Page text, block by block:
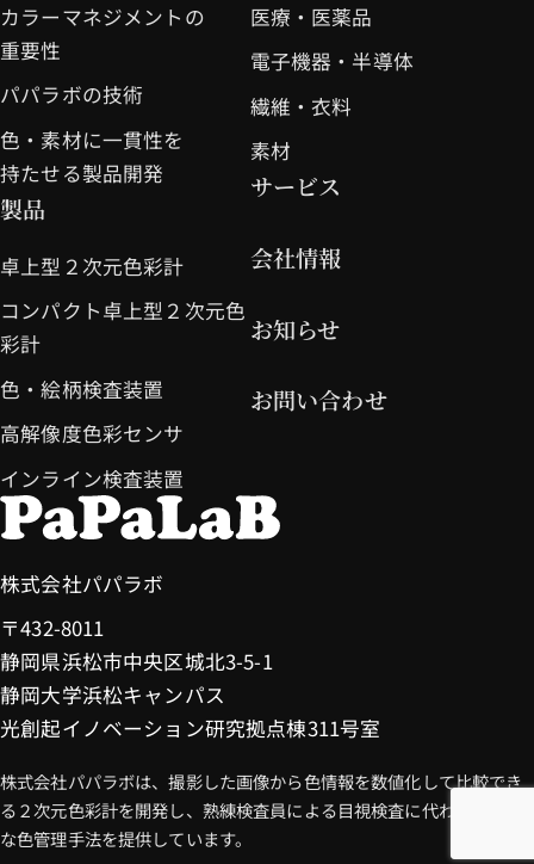
先（販売代理店など）に情報を共有する
（この場合、委託先とは適切な個人情報
保護契約を締結します）
- 法令に基づき開示を求められた場合
求を含む）
個人情報は、上記目的の達成に必要な範
囲内でのみ利用し、それ以外の目的には
利用いたしません。
当社は、個人情報への不正アクセス、漏
えい、改ざん、紛失等を防止するため
に、以下のような適切な安全管理措置を
講じています。
- アクセス制限の実施
- 社員への教育および監督
- セキュリティ対策ソフトウェアの導入
- 定期的な点検および見直し
5. クッキー（Cookie）の使用について
株式会社パパラボ
〒432-8011
静岡県浜松市中央区城北3-5-1
静岡大学浜松キャンパス
光創起イノベーション研究拠点棟311号室
株式会社パパラボは、撮影した画像から色情報を数値化して比較でき
る２次元色彩計を開発し、熟練検査員による目視検査に代わる画期的
な色管理手法を提供しています。
カラーマネジメントの
重要性
パパラボの技術
色・素材に一貫性を
持たせる製品開発
製品
卓上型２次元色彩計
コンパクト卓上型２次元色
彩計
色・絵柄検査装置
高解像度色彩センサ
インライン検査装置
医療・医薬品
電子機器・半導体
繊維・衣料
素材
サービス
会社情報
お知らせ
お問い合わせ